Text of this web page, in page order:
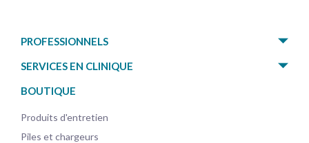
PROFESSIONNELS
SERVICES EN CLINIQUE
BOUTIQUE
Produits d'entretien
Piles et chargeurs